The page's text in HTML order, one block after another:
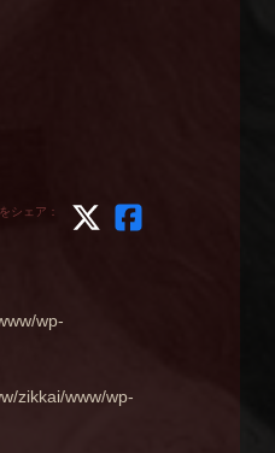
シェア：
wp-
zikkai/www/wp-